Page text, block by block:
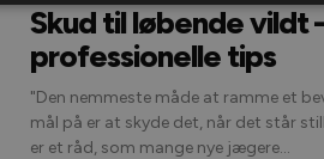
Skud til løbende vildt
professionelle tips
"Den nemmeste måde at ramme et
mål på er at skyde det, når det står stille."
er et råd, som mange nye jægere...